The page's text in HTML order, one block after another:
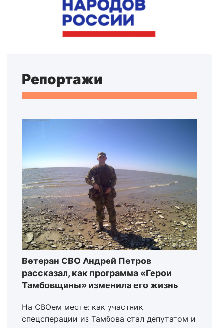
Репортажи
Ветеран СВО Андрей Петров
рассказал, как программа «Герои
Тамбовщины» изменила его жизнь
На СВОем месте: как участник
спецоперации из Тамбова стал депутатом и